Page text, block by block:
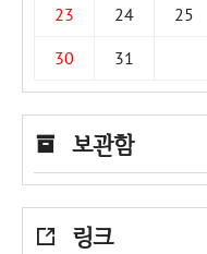
23
24 25
30
31
보관함
링크